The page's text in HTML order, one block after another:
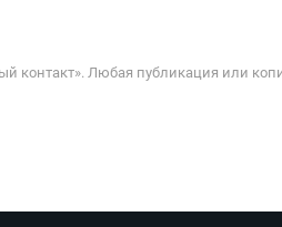
Любая публикация или